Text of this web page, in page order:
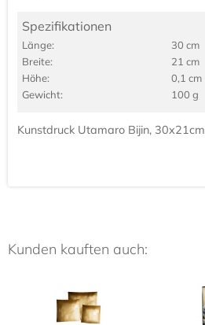
Spezifikationen
Länge:
30 cm
Breite:
21 cm
Höhe:
0,1 cm
Gewicht:
100 g
Kunstdruck Utamaro Bijin, 30x21cm
Kunden kauften auch: